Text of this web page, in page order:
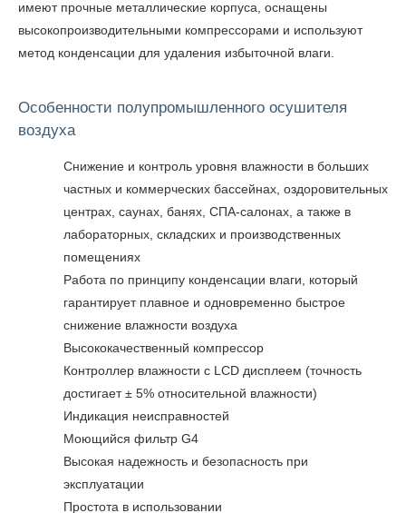
имеют прочные металлические корпуса, оснащены
высокопроизводительными компрессорами и используют
метод конденсации для удаления избыточной влаги.
Особенности полупромышленного осушителя
воздуха
Снижение и контроль уровня влажности в больших
частных и коммерческих бассейнах, оздоровительных
центрах, саунах, банях, СПА-салонах, а также в
лабораторных, складских и производственных
помещениях
Работа по принципу конденсации влаги, который
гарантирует плавное и одновременно быстрое
снижение влажности воздуха
Высококачественный компрессор
Контроллер влажности с LCD дисплеем (точность
достигает ± 5% относительной влажности)
Индикация неисправностей
Моющийся фильтр G4
Высокая надежность и безопасность при
эксплуатации
Простота в использовании